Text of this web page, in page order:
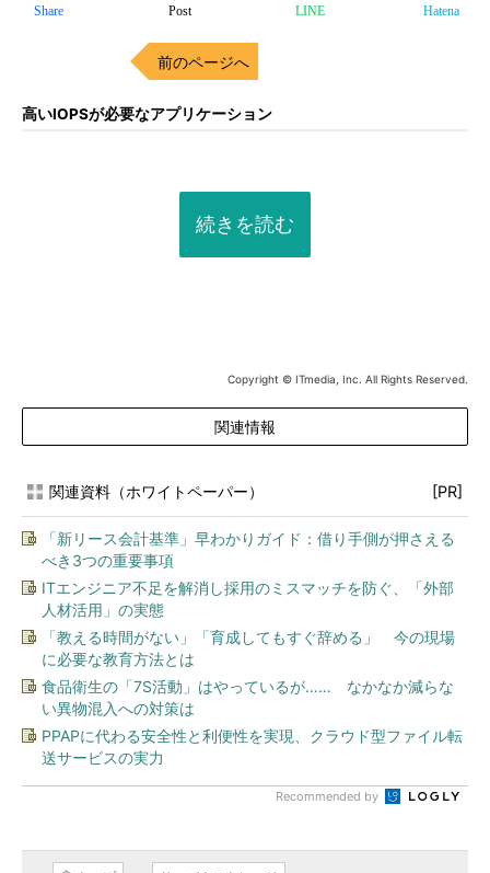
Share Post LINE Hatena
前のページへ
高いIOPSが必要なアプリケーション
続きを読む
Copyright © ITmedia, Inc. All Rights Reserved.
関連情報
関連資料（ホワイトペーパー） [PR]
「新リース会計基準」早わかりガイド：借り手側が押さえる
べき3つの重要事項
ITエンジニア不足を解消し採用のミスマッチを防ぐ、「外部
人材活用」の実態
「教える時間がない」「育成してもすぐ辞める」 今の現場
に必要な教育方法とは
食品衛生の「7S活動」はやっているが…… なかなか減らな
い異物混入への対策は
PPAPに代わる安全性と利便性を実現、クラウド型ファイル転
送サービスの実力
Recommended by